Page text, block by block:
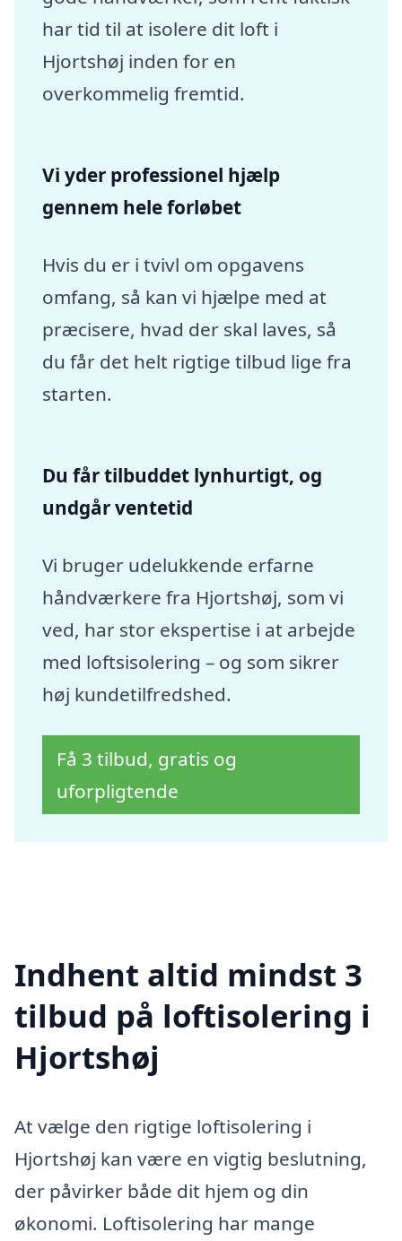
har tid til at isolere dit loft i
Hjortshøj inden for en
overkommelig fremtid.
Vi yder professionel hjælp
gennem hele forløbet
Hvis du er i tvivl om opgavens
omfang, så kan vi hjælpe med at
præcisere, hvad der skal laves, så
du får det helt rigtige tilbud lige fra
starten.
Du får tilbuddet lynhurtigt, og
undgår ventetid
Vi bruger udelukkende erfarne
håndværkere fra Hjortshøj, som vi
ved, har stor ekspertise i at arbejde
med loftsisolering – og som sikrer
høj kundetilfredshed.
Få 3 tilbud, gratis og
uforpligtende
Indhent altid mindst 3
tilbud på loftisolering i
Hjortshøj
At vælge den rigtige loftisolering i
Hjortshøj kan være en vigtig beslutning,
der påvirker både dit hjem og din
økonomi. Loftisolering har mange